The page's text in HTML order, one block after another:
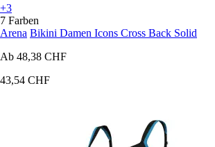
+3
7 Farben
Arena Bikini Damen Icons Cross Back Solid
Ab 48,38 CHF
43,54 CHF